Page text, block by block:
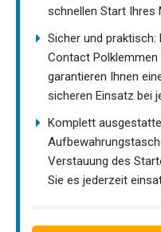
schnellen Start
Sicher und
Contact Polklemmen
garantieren Ihnen
sicheren Einsatz bei
Komplett
Verstauung des
Sie es jederzeit